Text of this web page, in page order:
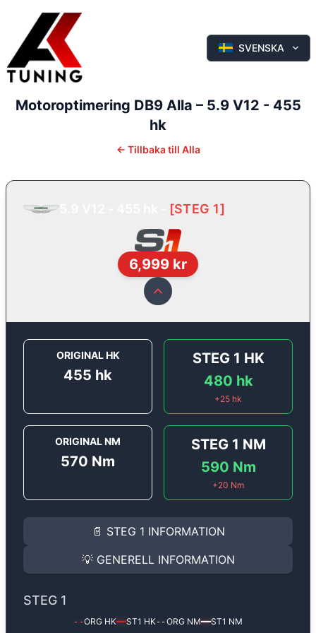
SVENSKA
Motoroptimering DB9 Alla – 5.9 V12 - 455
hk
← Tillbaka till Alla
5.9 V12 - 455 hk [STEG 1]
6,999 kr
ORIGINAL HK
455 hk
STEG 1 HK
480 hk
+25 hk
ORIGINAL NM
570 Nm
STEG 1 NM
590 Nm
+20 Nm
📄 STEG 1 INFORMATION
INFORMATION
Steg 1
Aston Martin DB9 5.9
Effekten ökar från455 hktill480 hkoch
(+25 hk & +20 Nm).
Ger mer effekt, högre vridmoment, lägre
Steg 1 mjukvara justerar vi ett antal
💡 GENERELL INFORMATION
✅ All mjukvara är skräddarsydd för din bil
✅ Felsökning inann samt efter optimering
STEG 1
--ORG HK━━ST1 HK--ORG NM━━ST1 NM